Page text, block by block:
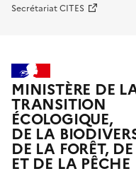
Secrétariat CITES
MINISTÈRE DE
TRANSITION
ÉCOLOGIQUE,
DE LA
DE LA FORÊT,
ET DE LA PÊCHE